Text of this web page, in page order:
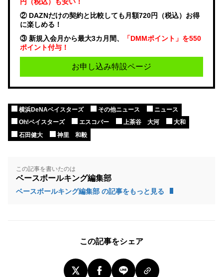
② DAZNだけの契約と比較しても月額720円（税込）お得
に楽しめる！
③ 新規入会月から最大3カ月間、
「DMMポイント」を550
ポイント付与！
お申し込み特設ページ
横浜DeNAベイスターズ その他ニュース
ニュース
Oh!ベイスターズ
エスコバー 上茶谷 大河
大和
石田健大
神里 和毅
この記事を書いたのは
ベースボールキング編集部
ベースボールキング編集部 の記事をもっと見る
この記事をシェア